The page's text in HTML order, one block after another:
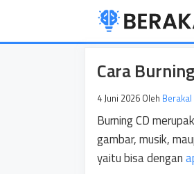
isi
Cara
4 Juni 2026 Oleh Berakal
Burning CD
gambar, musik,
yaitu bisa dengan